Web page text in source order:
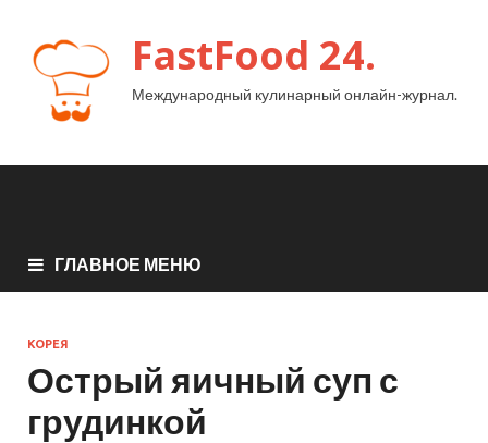
FastFood 24.
Международный кулинарный онлайн-журнал.
ГЛАВНОЕ МЕНЮ
КОРЕЯ
Острый яичный суп с
грудинкой